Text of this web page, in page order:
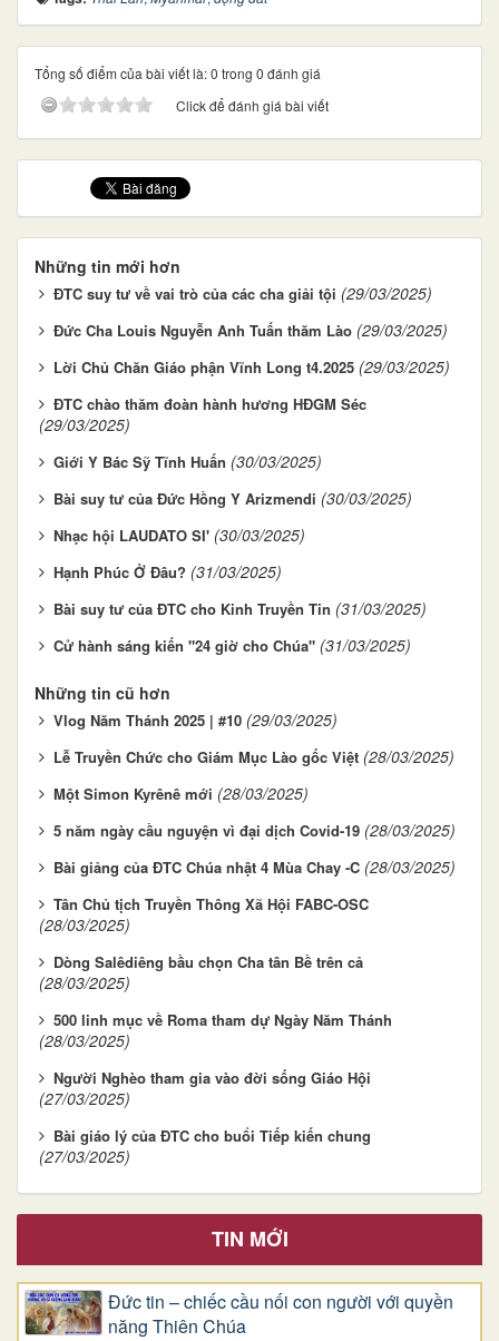
Tổng số điểm của bài viết là: 0 trong 0 đánh giá
Click để đánh giá bài viết
Những tin mới hơn
ĐTC suy tư về vai trò của các cha giải tội (29/03/2025)
Đức Cha Louis Nguyễn Anh Tuấn thăm Lào (29/03/2025)
Lời Chủ Chăn Giáo phận Vĩnh Long t4.2025 (29/03/2025)
ĐTC chào thăm đoàn hành hương HĐGM Séc
(29/03/2025)
Giới Y Bác Sỹ Tĩnh Huấn (30/03/2025)
Bài suy tư của Đức Hồng Y Arizmendi (30/03/2025)
Nhạc hội LAUDATO SI' (30/03/2025)
Hạnh Phúc Ở Đâu? (31/03/2025)
Bài suy tư của ĐTC cho Kinh Truyền Tin (31/03/2025)
Cử hành sáng kiến "24 giờ cho Chúa" (31/03/2025)
Những tin cũ hơn
Vlog Năm Thánh 2025 | #10 (29/03/2025)
Lễ Truyền Chức cho Giám Mục Lào gốc Việt (28/03/2025)
Một Simon Kyrênê mới (28/03/2025)
5 năm ngày cầu nguyện vì đại dịch Covid-19 (28/03/2025)
Bài giảng của ĐTC Chúa nhật 4 Mùa Chay -C (28/03/2025)
Tân Chủ tịch Truyền Thông Xã Hội FABC-OSC
(28/03/2025)
Dòng Salêdiêng bầu chọn Cha tân Bề trên cả
(28/03/2025)
500 linh mục về Roma tham dự Ngày Năm Thánh
(28/03/2025)
Người Nghèo tham gia vào đời sống Giáo Hội
(27/03/2025)
Bài giáo lý của ĐTC cho buổi Tiếp kiến chung
(27/03/2025)
TIN MỚI
Đức tin – chiếc cầu nối con người với quyền
năng Thiên Chúa